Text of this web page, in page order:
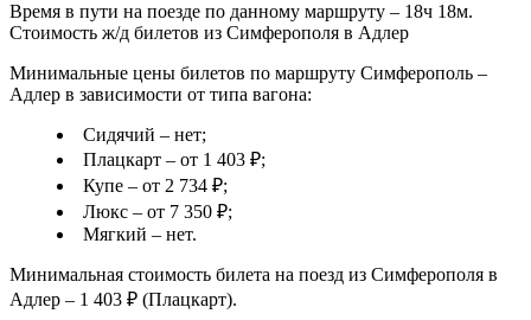
Время в пути на поезде по данному маршруту – 18ч 18м.
Стоимость ж/д билетов из Симферополя в Адлер
Минимальные цены билетов по маршруту Симферополь –
Адлер в зависимости от типа вагона:
Сидячий – нет;
Плацкарт – от 1 403 ₽;
Купе – от 2 734 ₽;
Люкс – от 7 350 ₽;
Мягкий – нет.
Минимальная стоимость билета на поезд из Симферополя в
Адлер – 1 403 ₽ (Плацкарт).